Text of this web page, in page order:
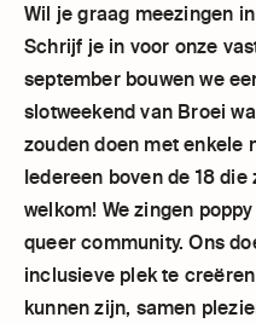
Wil je graag meezingen
Schrijf je in voor onze
september bouwen we
slotweekend van Broei
zouden doen met enkele
Iedereen boven de 18
welkom! We zingen
queer community. Ons
inclusieve plek te
kunnen zijn, samen